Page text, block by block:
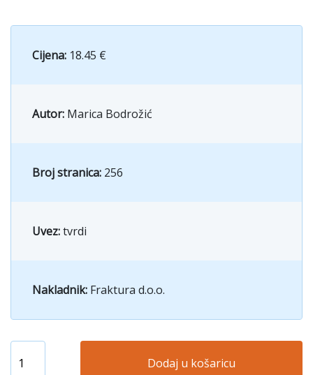
Cijena: 18.45 €
Autor: Marica Bodrožić
Broj stranica: 256
Uvez:tvrdi
Nakladnik: Fraktura d.o.o.
Dodaj u košaricu